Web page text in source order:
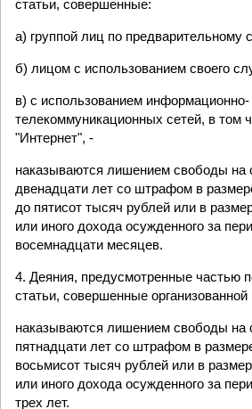
статьи, совершенные:
а) группой лиц по предварительному
б) лицом с использованием своего
в) с использованием информационно-
телекоммуникационных сетей, в том
"Интернет", -
наказываются лишением свободы на
двенадцати лет со штрафом в
до пятисот тысяч рублей или в
или иного дохода осужденного за
восемнадцати месяцев.
4. Деяния, предусмотренные частью
статьи, совершенные организованной
наказываются лишением свободы на
пятнадцати лет со штрафом в
восьмисот тысяч рублей или в
или иного дохода осужденного за
трех лет.